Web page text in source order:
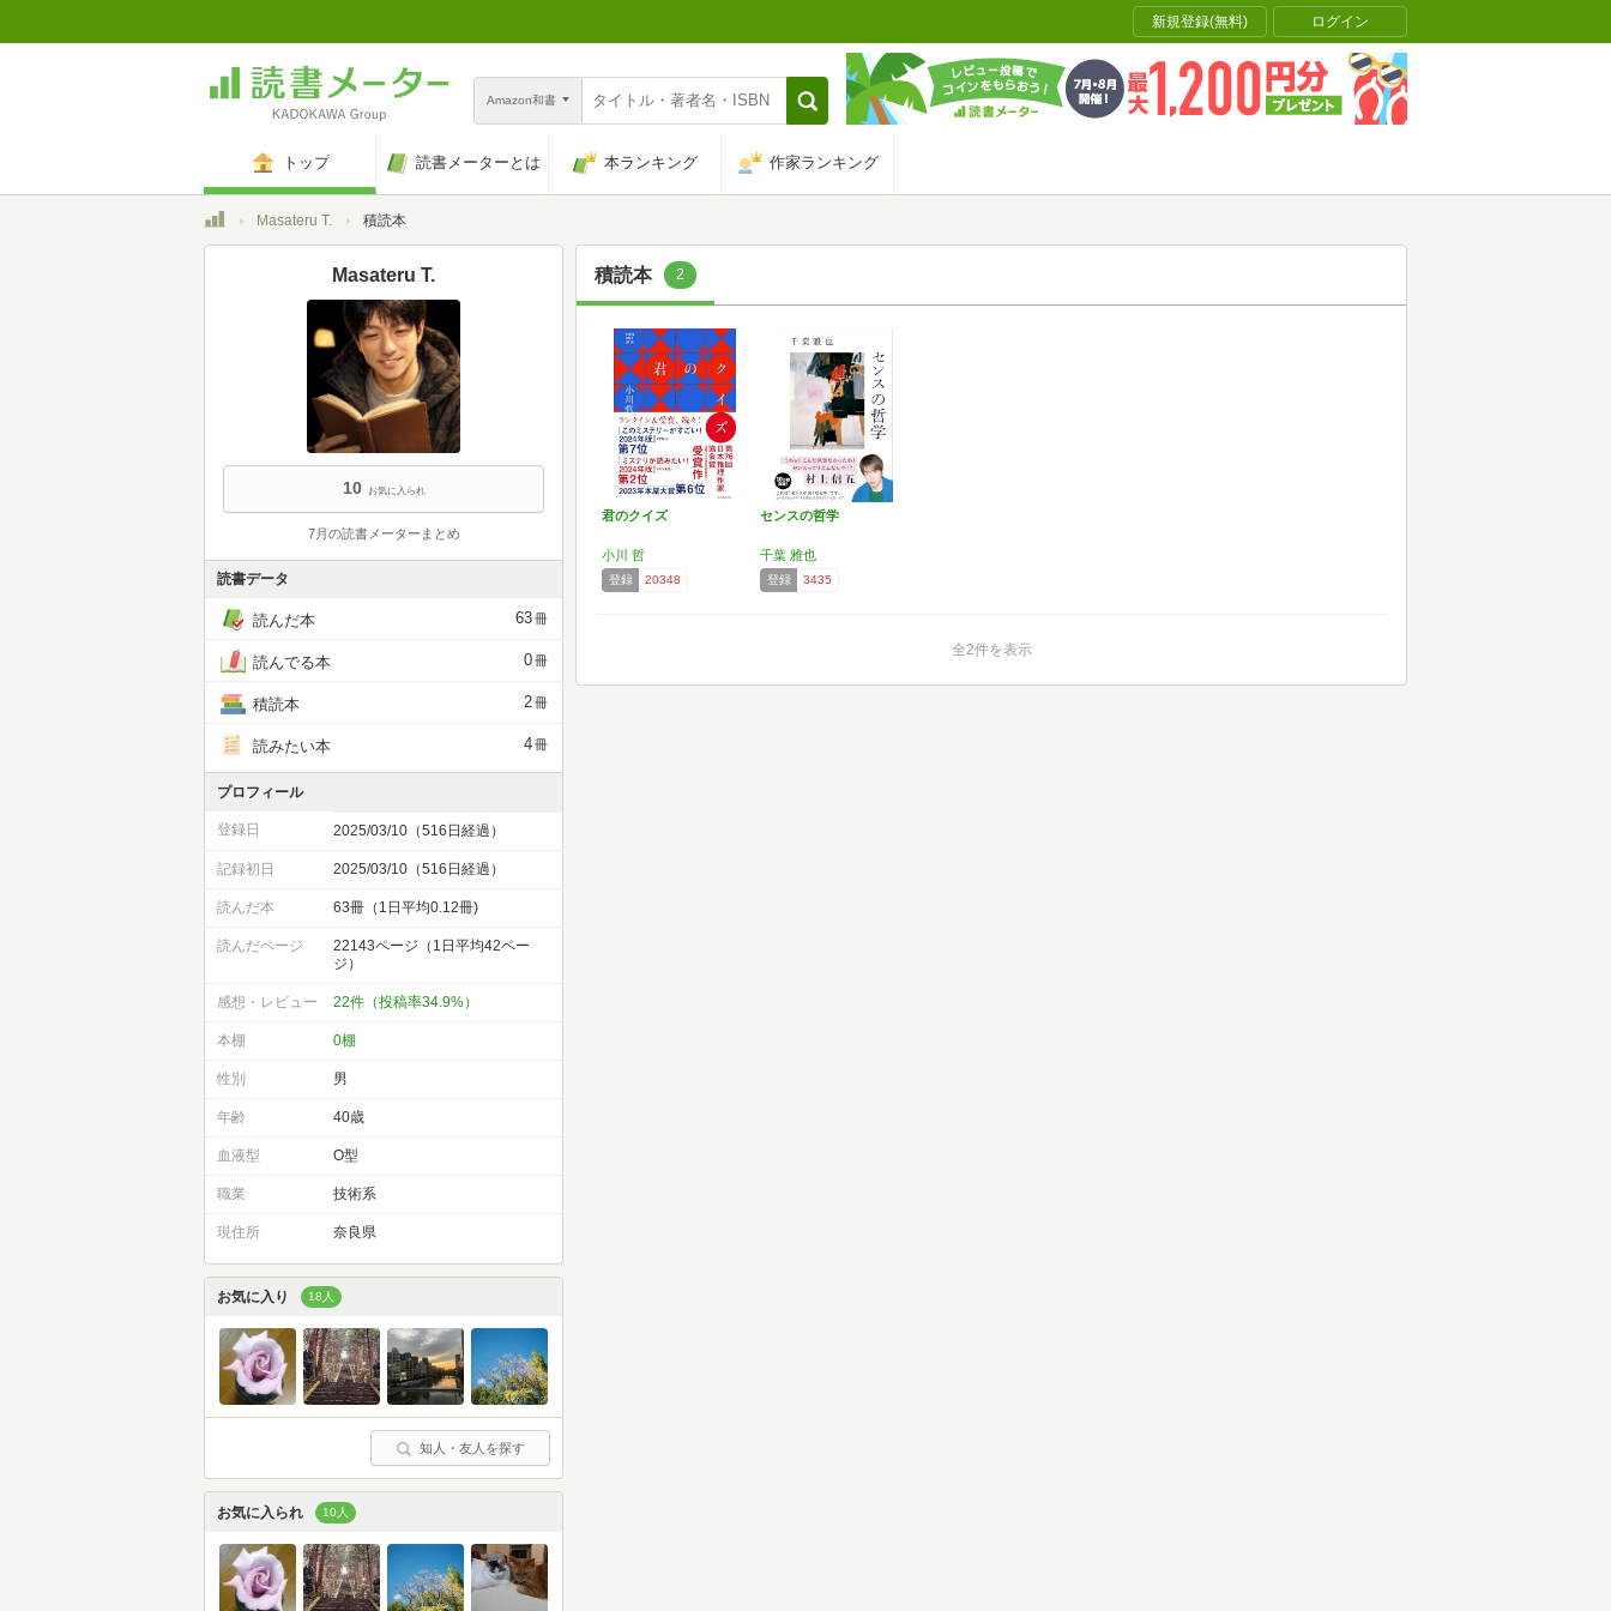
新規登録(無料) ログイン
Amazon和書
トップ 読書メーターとは 本ランキング 作家ランキング
トップMasateru T. 積読本
積読本 2
君のクイズ
小川 哲
登録 20348
センスの哲学
千葉 雅也
登録 3435
全2件を表示
Masateru T.
10 お気に入られ
7月の読書メーターまとめ
読書データ
読んだ本 63冊
読んでる本 0冊
積読本 2冊
読みたい本 4冊
プロフィール
登録日 2025/03/10（516日経過）
記録初日 2025/03/10（516日経過）
読んだ本 63冊（1日平均0.12冊)
読んだページ
22143ページ（1日平均42ペー
ジ）
感想・レビュー 22件（投稿率34.9%）
本棚 0棚
性別 男
年齢 40歳
血液型 O型
職業 技術系
現住所 奈良県
お気に入り 18人
知人・友人を探す
お気に入られ 10人